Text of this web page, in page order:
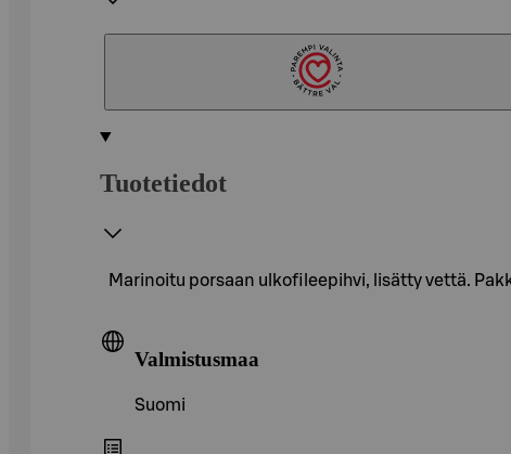
Tuotetiedot
Marinoitu porsaan ulkofileepihvi, lisätty vettä.
Valmistusmaa
Suomi